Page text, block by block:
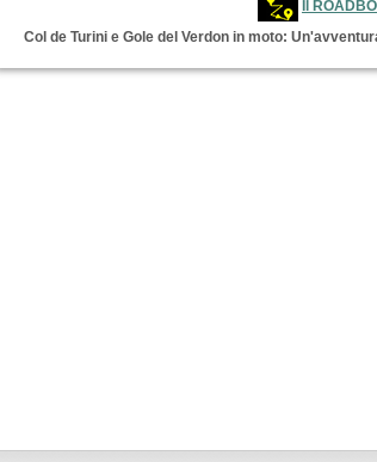
Il
Col de Turini e Gole del Verdon in moto: